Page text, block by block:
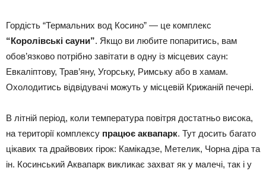
Гордість “Термальних вод Косино” — це комплекс
“Королівські сауни”. Якщо ви любите попаритись, вам
обов’язково потрібно завітати в одну із місцевих саун:
Евкаліптову, Трав’яну, Угорську, Римську або в хамам.
Охолодитись відвідувачі можуть у місцевій Крижаній печері.
В літній період, коли температура повітря достатньо висока,
на території комплексу працює аквапарк. Тут досить багато
цікавих та драйвових гірок: Камікадзе, Метелик, Чорна діра та
ін. Косинський Аквапарк викликає захват як у малечі, так і у